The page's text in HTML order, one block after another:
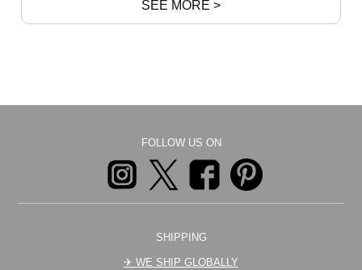
SEE MORE >
FOLLOW US ON
SHIPPING
✈︎ WE SHIP GLOBALLY